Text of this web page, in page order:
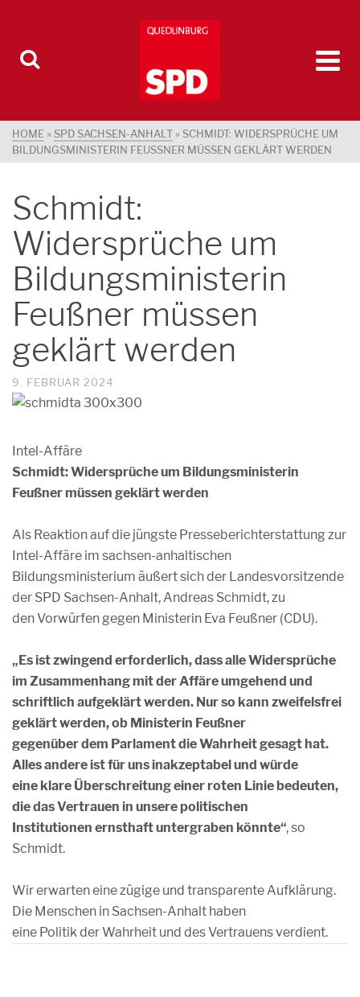
HOME » SPD SACHSEN-ANHALT » SCHMIDT: WIDERSPRÜCHE UM
BILDUNGSMINISTERIN FEUSSNER MÜSSEN GEKLÄRT WERDEN
Schmidt:
Widersprüche um
Bildungsministerin
Feußner müssen
geklärt werden
9. FEBRUAR 2024
Intel-Affäre
Schmidt: Widersprüche um Bildungsministerin
Feußner müssen geklärt werden
Als Reaktion auf die jüngste Presseberichterstattung zur
Intel-Affäre im sachsen-anhaltischen
Bildungsministerium äußert sich der Landesvorsitzende
der SPD Sachsen-Anhalt, Andreas Schmidt, zu
den Vorwürfen gegen Ministerin Eva Feußner (CDU).
„Es ist zwingend erforderlich, dass alle Widersprüche
im Zusammenhang mit der Affäre umgehend und
schriftlich aufgeklärt werden. Nur so kann zweifelsfrei
geklärt werden, ob Ministerin Feußner
gegenüber dem Parlament die Wahrheit gesagt hat.
Alles andere ist für uns inakzeptabel und würde
eine klare Überschreitung einer roten Linie bedeuten,
die das Vertrauen in unsere politischen
Institutionen ernsthaft untergraben könnte“, so
Schmidt.
Wir erwarten eine zügige und transparente Aufklärung.
Die Menschen in Sachsen-Anhalt haben
eine Politik der Wahrheit und des Vertrauens verdient.